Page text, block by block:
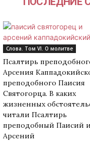
Слова. Том VI. О молитве
Псалтирь
Арсения
преподобного Паисия
Святогорца. В каких
жизненных
читали Псалтирь
преподобный Паисий и
Арсений